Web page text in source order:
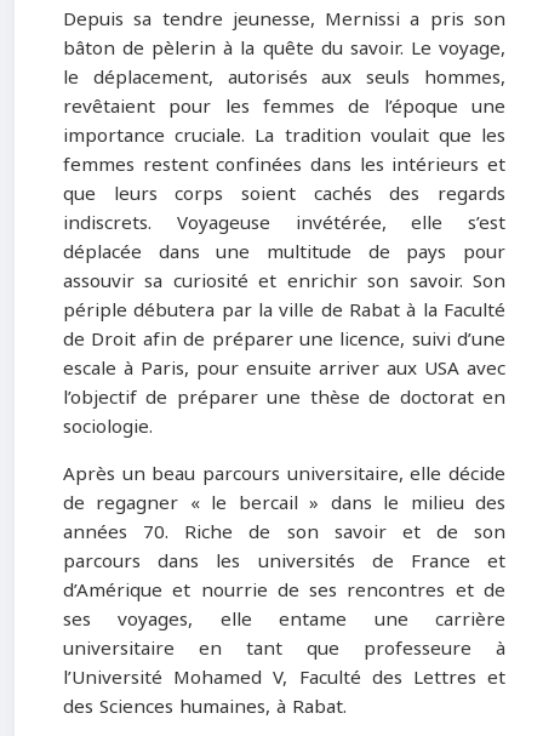
Depuis sa tendre jeunesse, Mernissi a pris son
bâton de pèlerin à la quête du savoir. Le voyage,
le déplacement, autorisés aux seuls hommes,
revêtaient pour les femmes de l’époque une
importance cruciale. La tradition voulait que les
femmes restent confinées dans les intérieurs et
que leurs corps soient cachés des regards
indiscrets. Voyageuse invétérée, elle s’est
déplacée dans une multitude de pays pour
assouvir sa curiosité et enrichir son savoir. Son
périple débutera par la ville de Rabat à la Faculté
de Droit afin de préparer une licence, suivi d’une
escale à Paris, pour ensuite arriver aux USA avec
l’objectif de préparer une thèse de doctorat en
sociologie.
Après un beau parcours universitaire, elle décide
de regagner « le bercail » dans le milieu des
années 70. Riche de son savoir et de son
parcours dans les universités de France et
d’Amérique et nourrie de ses rencontres et de
ses voyages, elle entame une carrière
universitaire en tant que professeure à
l’Université Mohamed V, Faculté des Lettres et
des Sciences humaines, à Rabat.